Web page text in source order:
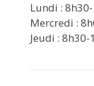
Lundi :
Mercredi :
Jeudi :